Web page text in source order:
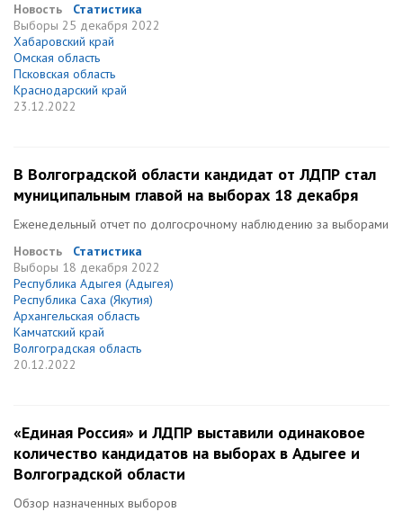
Новость
Статистика
Выборы 25 декабря 2022
Хабаровский край
Омская область
Псковская область
Краснодарский край
23.12.2022
В Волгоградской области кандидат от ЛДПР стал
муниципальным главой на выборах 18 декабря
Еженедельный отчет по долгосрочному наблюдению за выборами
Новость
Статистика
Выборы 18 декабря 2022
Республика Адыгея (Адыгея)
Республика Саха (Якутия)
Архангельская область
Камчатский край
Волгоградская область
20.12.2022
«Единая Россия» и ЛДПР выставили одинаковое
количество кандидатов на выборах в Адыгее и
Волгоградской области
Обзор назначенных выборов